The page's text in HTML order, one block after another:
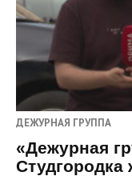
ДЕЖУРНАЯ ГРУППА
«Дежурная
Студгородка